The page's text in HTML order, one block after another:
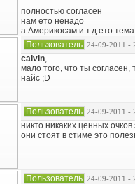
полностью согласен
нам ето ненадо
а Америкосам и.т.д ето тема
Пользователь 24-09-2011 -
calvin,
мало того, что ты
найс ;D
Пользователь 24-09-2011 -
никто никаких ценных
они стоят в стиме это
Пользователь 24-09-2011 -